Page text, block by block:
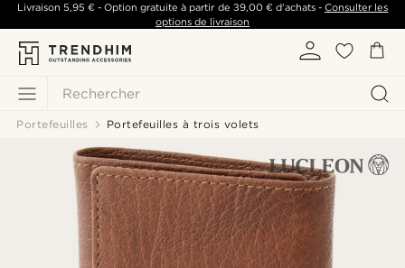
Rechercher
Livraison 5,95 €- Option gratuite à partir de 39,00 €d'achats -Consulter les
options de livraison
Portefeuilles Portefeuilles à trois volets